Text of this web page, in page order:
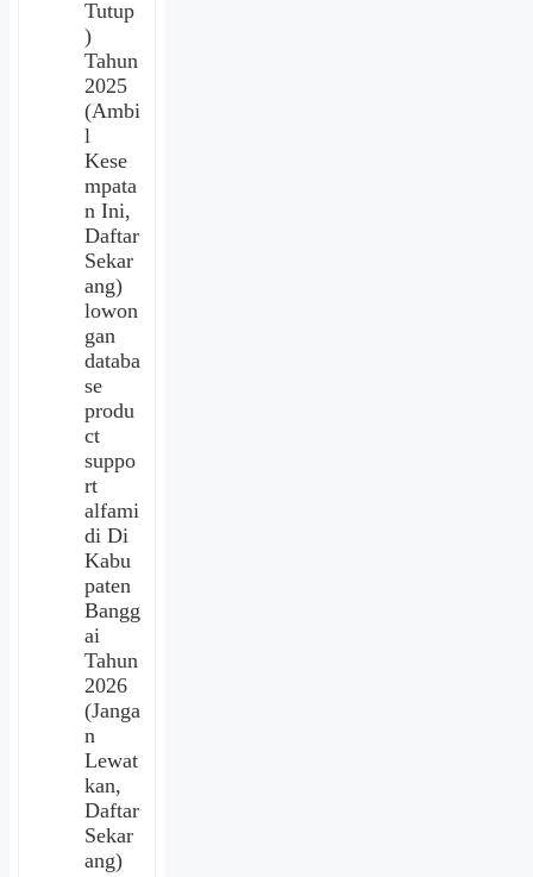
Tutup
)
Tahun
2025
(Ambi
l
Kese
mpata
n Ini,
Daftar
Sekar
ang)
lowon
gan
databa
se
produ
ct
suppo
rt
alfami
di Di
Kabu
paten
Bangg
ai
Tahun
2026
(Janga
n
Lewat
kan,
Daftar
Sekar
ang)